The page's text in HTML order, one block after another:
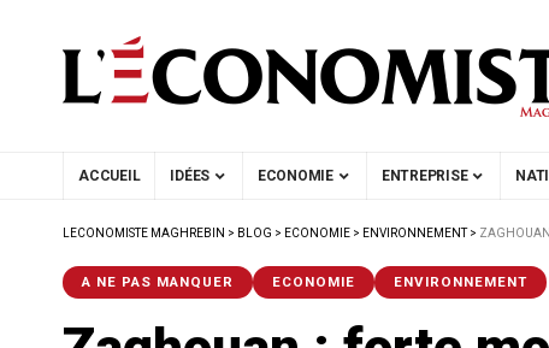
ACCUEIL IDÉES ECONOMIE ENTREPRISE
LECONOMISTE MAGHREBIN > BLOG > ECONOMIE > ENVIRONNEMENT> ZAGHOUAN
A NE PAS MANQUER ECONOMIE ENVIRONNEMENT